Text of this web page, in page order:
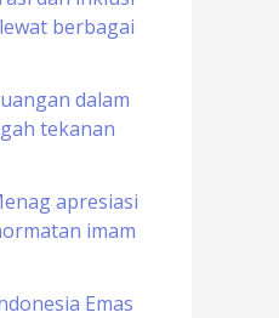
berbagai
dalam
tekanan
apresiasi
imam
Emas